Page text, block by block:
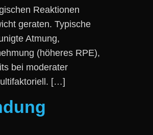
Reaktionen
geraten. Typische
Atmung,
(höheres RPE),
b‬ei moderater
[…]